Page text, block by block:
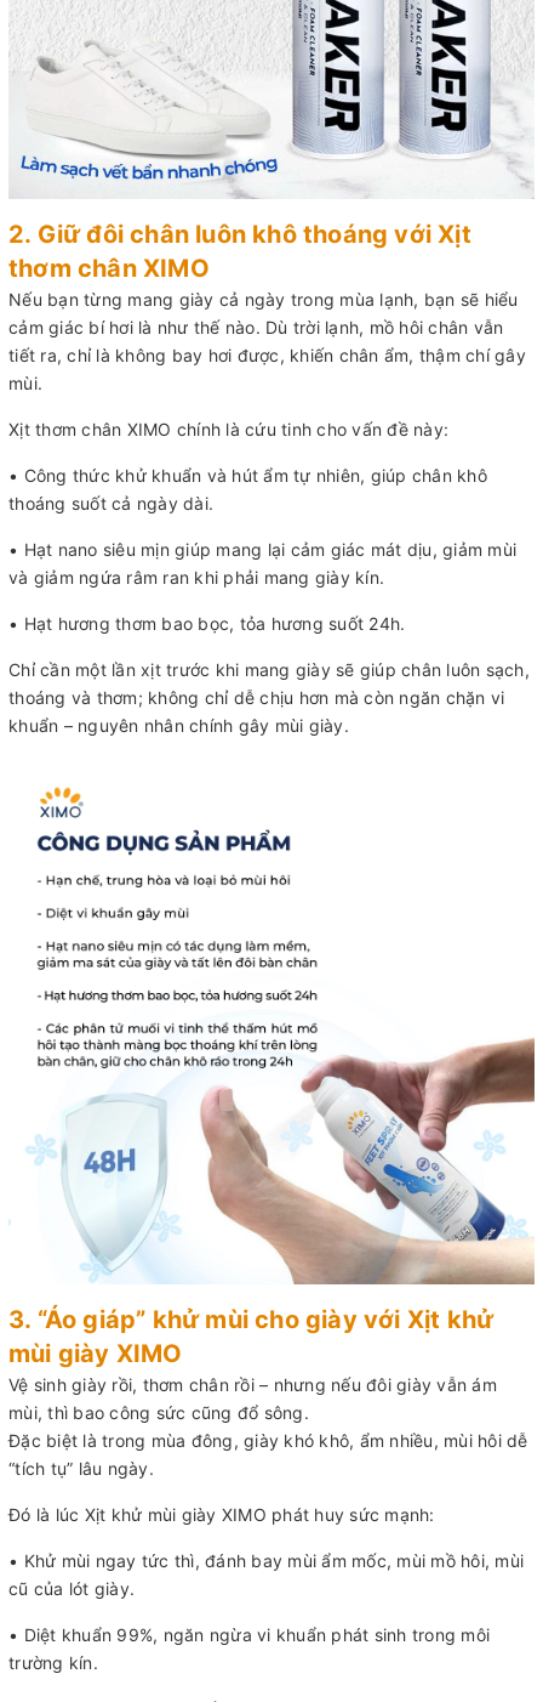
2. Giữ đôi chân luôn khô thoáng với Xịt
thơm chân XIMO
Nếu bạn từng mang giày cả ngày trong mùa lạnh, bạn sẽ hiểu
cảm giác bí hơi là như thế nào. Dù trời lạnh, mồ hôi chân vẫn
tiết ra, chỉ là không bay hơi được, khiến chân ẩm, thậm chí gây
mùi.
Xịt thơm chân XIMO chính là cứu tinh cho vấn đề này:
• Công thức khử khuẩn và hút ẩm tự nhiên, giúp chân khô
thoáng suốt cả ngày dài.
• Hạt nano siêu mịn giúp mang lại cảm giác mát dịu, giảm mùi
và giảm ngứa râm ran khi phải mang giày kín.
• Hạt hương thơm bao bọc, tỏa hương suốt 24h.
Chỉ cần một lần xịt trước khi mang giày sẽ giúp chân luôn sạch,
thoáng và thơm; không chỉ dễ chịu hơn mà còn ngăn chặn vi
khuẩn – nguyên nhân chính gây mùi giày.
3. “Áo giáp” khử mùi cho giày với Xịt khử
mùi giày XIMO
Vệ sinh giày rồi, thơm chân rồi – nhưng nếu đôi giày vẫn ám
mùi, thì bao công sức cũng đổ sông.
Đặc biệt là trong mùa đông, giày khó khô, ẩm nhiều, mùi hôi dễ
“tích tụ” lâu ngày.
Đó là lúc Xịt khử mùi giày XIMO phát huy sức mạnh:
• Khử mùi ngay tức thì, đánh bay mùi ẩm mốc, mùi mồ hôi, mùi
cũ của lót giày.
• Diệt khuẩn 99%, ngăn ngừa vi khuẩn phát sinh trong môi
trường kín.